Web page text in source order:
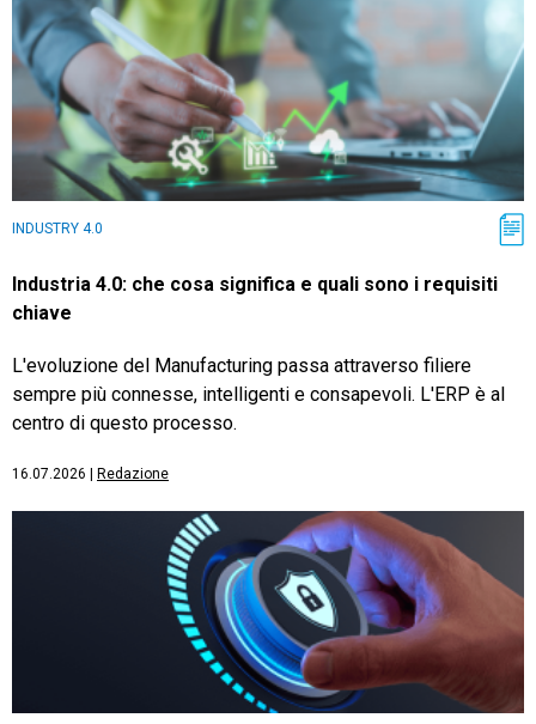
INDUSTRY 4.0
Industria 4.0: che cosa significa e quali sono i requisiti
chiave
L'evoluzione del Manufacturing passa attraverso filiere
sempre più connesse, intelligenti e consapevoli. L'ERP è al
centro di questo processo.
16.07.2026 | Redazione